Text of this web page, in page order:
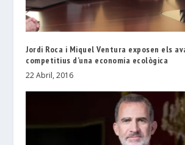
Jordi Roca i Miquel Ventura exposen els
competitius d’una economia ecològica
22 Abril, 2016